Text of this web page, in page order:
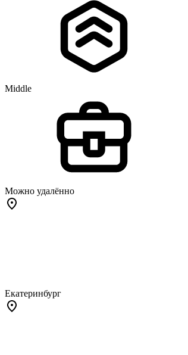
Middle
Можно удалённо
Екатеринбург